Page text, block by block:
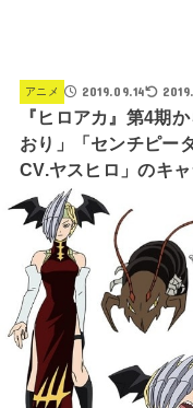
アニメ 2019.09.14
『ヒロアカ』第4期
おり」「センチピー
CV.ヤスヒロ」のキ